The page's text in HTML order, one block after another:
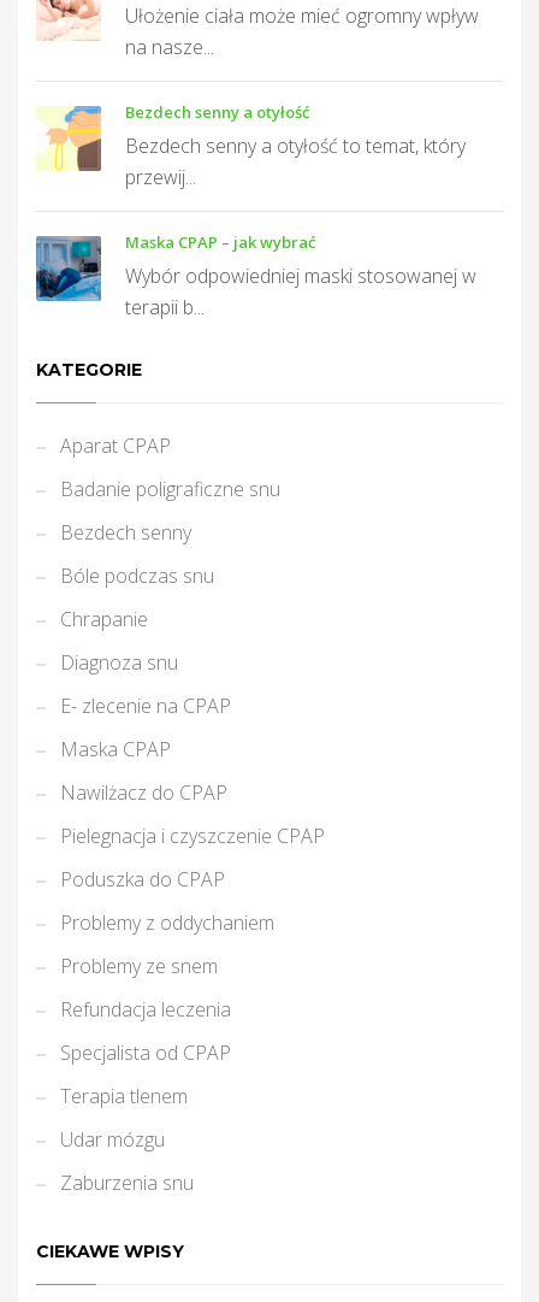
Ułożenie ciała może mieć ogromny wpływ
na nasze...
Bezdech senny a otyłość
Bezdech senny a otyłość to temat, który
przewij...
Maska CPAP – jak wybrać
Wybór odpowiedniej maski stosowanej w
terapii b...
KATEGORIE
Aparat CPAP
Badanie poligraficzne snu
Bezdech senny
Bóle podczas snu
Chrapanie
Diagnoza snu
E- zlecenie na CPAP
Maska CPAP
Nawilżacz do CPAP
Pielegnacja i czyszczenie CPAP
Poduszka do CPAP
Problemy z oddychaniem
Problemy ze snem
Refundacja leczenia
Specjalista od CPAP
Terapia tlenem
Udar mózgu
Zaburzenia snu
CIEKAWE WPISY